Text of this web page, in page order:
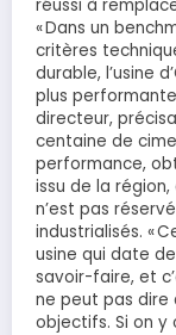
réussi à
« Dans un
critères
durable, l’usine
plus
directeur,
centaine de
performance,
issu de la
n’est pas
industrialisés. «
usine qui date
savoir-faire, et
ne peut pas dire
objectifs. Si on y